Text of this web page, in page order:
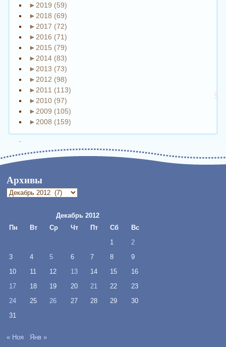
► 2019 (59)
► 2018 (69)
► 2017 (72)
► 2016 (71)
► 2015 (79)
► 2014 (83)
► 2013 (73)
► 2012 (98)
► 2011 (113)
► 2010 (97)
► 2009 (105)
► 2008 (159)
Архивы
Архивы
Декабрь 2012
Пн
Вт Ср Чт Пт Сб
Вс
1
2
3
4 5 6 7 8
9
10
11 12 13 14 15
16
17
18 19 20 21 22
23
24
25 26 27 28 29
30
31
« Ноя Янв »